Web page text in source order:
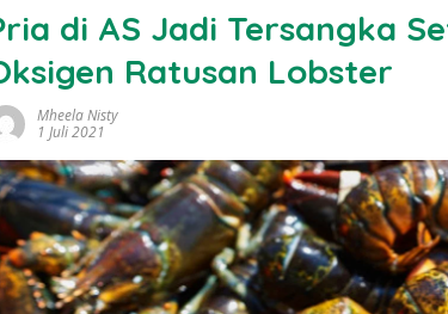
di AS Jadi Tersangka
Ratusan Lobster
Mheela Nisty
1 Juli 2021